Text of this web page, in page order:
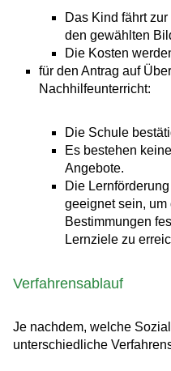
Das Kind fährt
den gewählten
Die Kosten
für den Antrag auf
Nachhilfeunterricht:
Die Schule
Es bestehen
Angebote.
Die
geeignet sein,
Bestimmungen
Lernziele zu
Verfahrensablauf
Je nachdem, welche
unterschiedliche